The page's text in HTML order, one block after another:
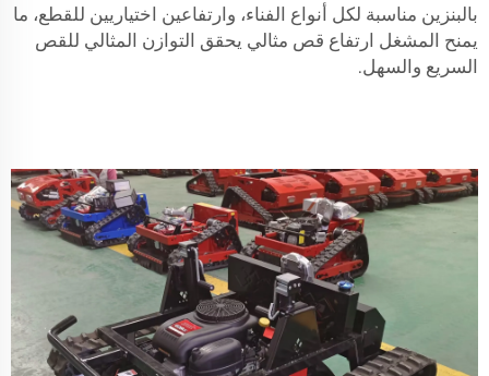
بالبنزين مناسبة لكل أنواع الفناء، وارتفاعين اختياريين للقطع، ما
يمنح المشغل ارتفاع قص مثالي يحقق التوازن المثالي للقص
السريع والسهل.